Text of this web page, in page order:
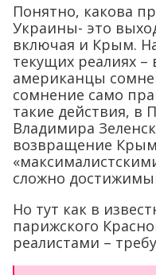
Понятно, какова
Украины- это
включая и Крым.
текущих реалиях
американцы
сомнение само
такие действия, в
Владимира
возвращение
сложно
Но тут как в
парижского
реалистами –